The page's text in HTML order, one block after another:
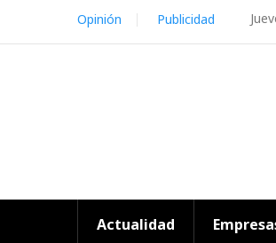
content
Opinión Publicidad
Actualidad